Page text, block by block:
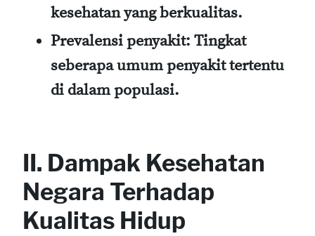
kesehatan yang berkualitas.
Prevalensi penyakit: Tingkat
seberapa umum penyakit tertentu
di dalam populasi.
II. Dampak Kesehatan
Negara Terhadap
Kualitas Hidup